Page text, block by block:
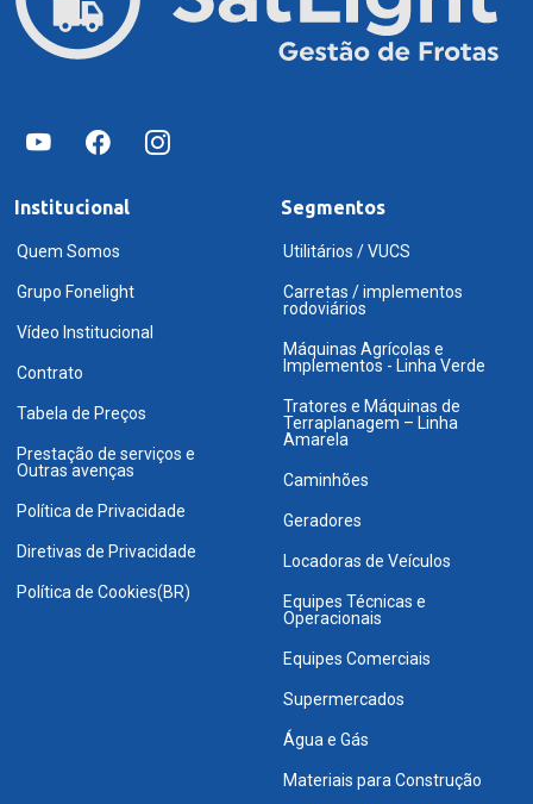
Institucional
Quem Somos
Grupo Fonelight
Vídeo Institucional
Contrato
Tabela de Preços
Prestação de serviços e
Outras avenças
Política de Privacidade
Diretivas de Privacidade
Política de Cookies(BR)
Segmentos
Utilitários / VUCS
Carretas / implementos
rodoviários
Máquinas Agrícolas e
Implementos - Linha Verde
Tratores e Máquinas de
Terraplanagem – Linha
Amarela
Caminhões
Geradores
Locadoras de Veículos
Equipes Técnicas e
Operacionais
Equipes Comerciais
Supermercados
Água e Gás
Materiais para Construção